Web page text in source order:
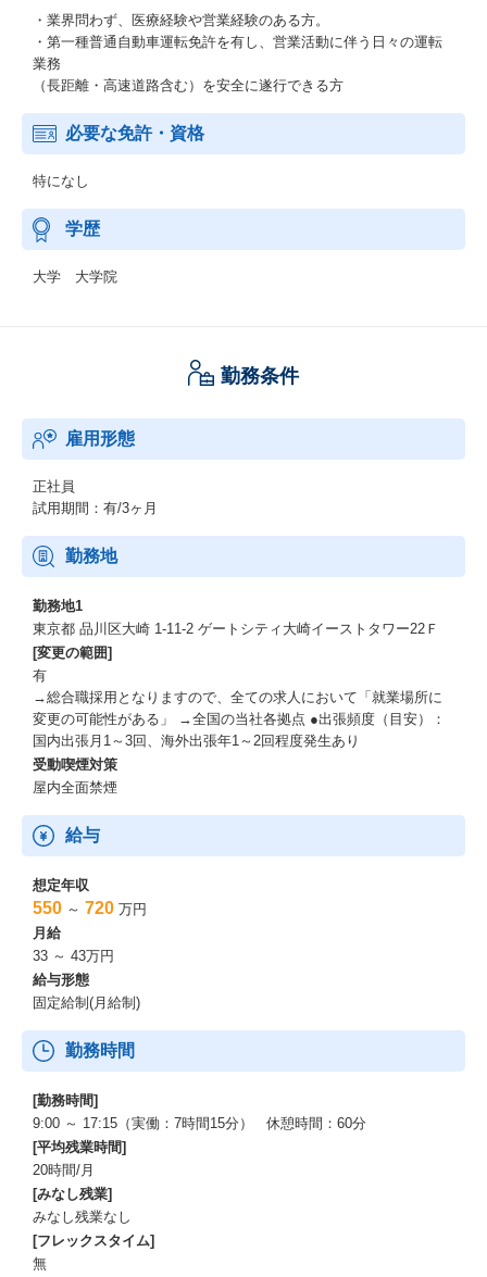
・業界問わず、医療経験や営業経験のある方。
・第一種普通自動車運転免許を有し、営業活動に伴う日々の運転
業務
（長距離・高速道路含む）を安全に遂行できる方
必要な免許・資格
特になし
学歴
大学 大学院
勤務条件
雇用形態
正社員
試用期間：有/3ヶ月
勤務地
勤務地1
東京都 品川区大崎 1-11-2 ゲートシティ大崎イーストタワー22Ｆ
[変更の範囲]
有
→総合職採用となりますので、全ての求人において「就業場所に
変更の可能性がある」 →全国の当社各拠点 ●出張頻度（目安）：
国内出張月1～3回、海外出張年1～2回程度発生あり
受動喫煙対策
屋内全面禁煙
給与
想定年収
550 ～ 720 万円
月給
33 ～ 43万円
給与形態
固定給制(月給制)
勤務時間
[勤務時間]
9:00 ～ 17:15（実働：7時間15分） 休憩時間：60分
[平均残業時間]
20時間/月
[みなし残業]
みなし残業なし
[フレックスタイム]
無